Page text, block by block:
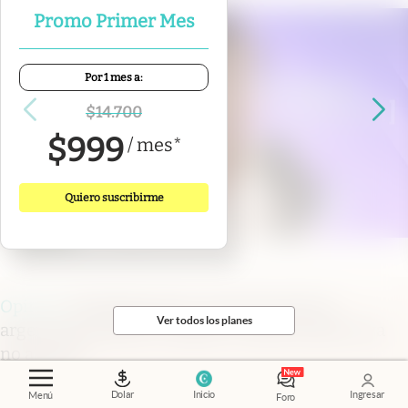
Menú Dolar Inicio Foro Ingresar
Promo Primer Mes
Por 1 mes a:
$14.700
$999/mes*
Quiero suscribirme
Ver todos los planes
Opinión
Retailtainment: cómo las marcas
argentinas pueden competir cuando el precio ya
no alcanza
Alan Soria